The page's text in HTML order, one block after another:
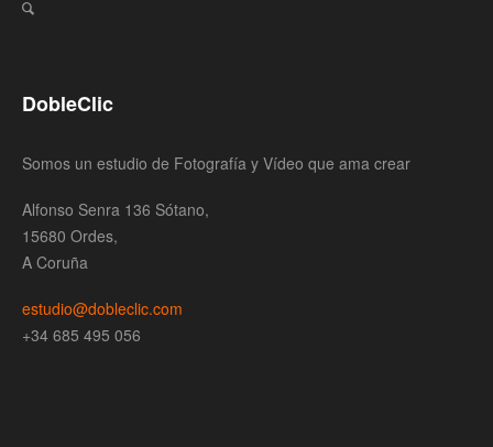
DobleClic
Somos un estudio de Fotografía y Vídeo que ama crear
Alfonso Senra 136 Sótano,
15680 Ordes,
A Coruña
estudio@dobleclic.com
+34 685 495 056